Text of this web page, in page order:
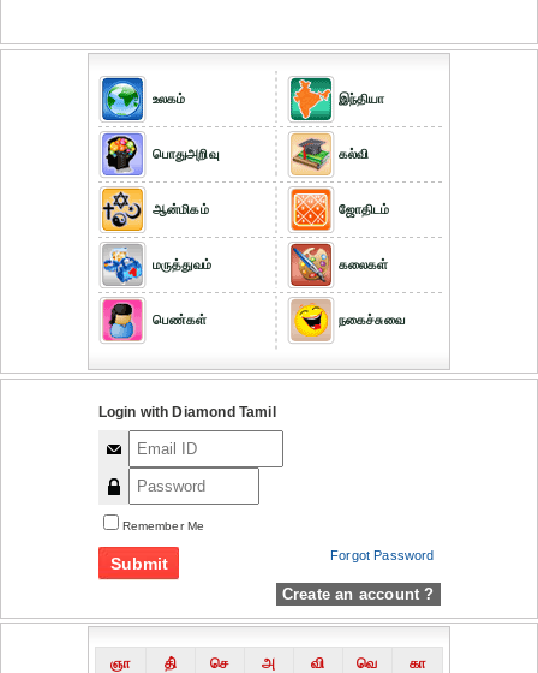
உலகம்
பொதுஅறிவு
ஆன்மிகம்
மருத்துவம்
பெண்கள்
இந்தியா
கல்வி
ஜோதிடம்
கலைகள்
நகைச்சுவை
Login with Diamond Tamil
Remember Me
Forgot Password
Create an account ?
ஞா தி் செ அ வி வெ
கா